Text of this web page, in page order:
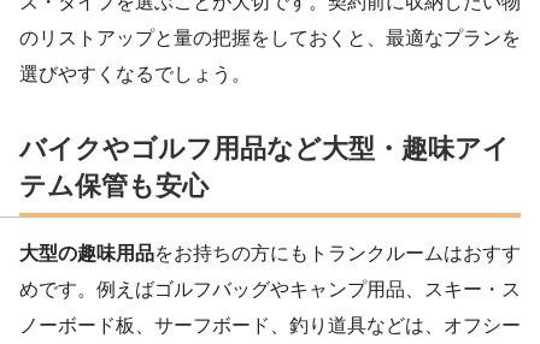
のリストアップと量の把握をしておくと、最適なプランを
選びやすくなるでしょう。
バイクやゴルフ用品など大型・趣味アイ
テム保管も安心
大型の趣味用品をお持ちの方にもトランクルームはおすす
めです。例えばゴルフバッグやキャンプ用品、スキー・ス
ノーボード板、サーフボード、釣り道具などは、オフシー